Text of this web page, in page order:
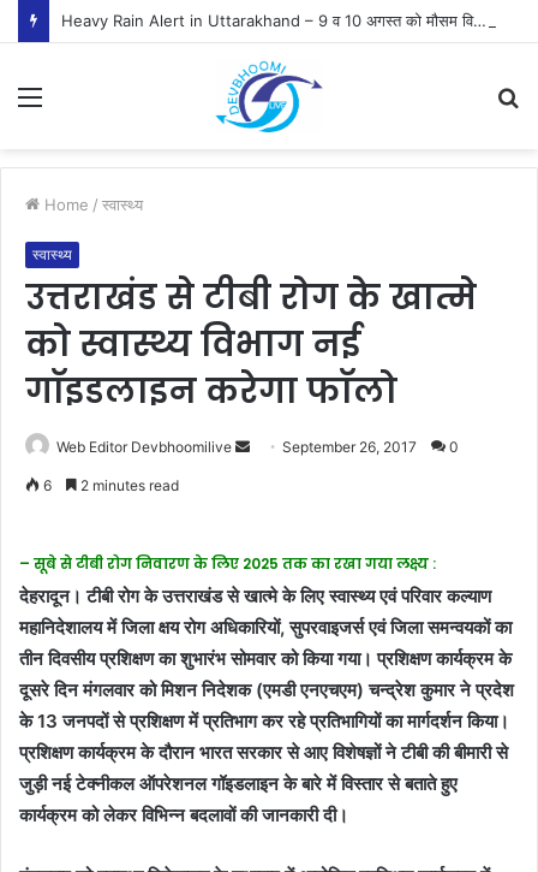
Heavy Rain Alert in Uttarakhand – 9 व 10 अगस्त को मौसम विभाग ने जारी किया ऑरेंज व येलो अलर्ट
Menu
Home / स्वास्थ्य
स्वास्थ्य
उत्तराखंड से टीबी रोग के खात्मे
को स्वास्थ्य विभाग नई
गाॅइडलाइन करेगा फाॅलो
Web Editor Devbhoomilive
SendSeptember 26, 2017 0
6 2 minutes read
– सूबे से टीबी रोग निवारण के लिए 2025 तक का रखा गया लक्ष्य :
देहरादून। टीबी रोग के उत्तराखंड से खात्मे के लिए स्वास्थ्य एवं परिवार कल्याण
महानिदेशालय में जिला क्षय रोग अधिकारियों, सुपरवाइजर्स एवं जिला समन्वयकों का
तीन दिवसीय प्रशिक्षण का शुभारंभ सोमवार को किया गया। प्रशिक्षण कार्यक्रम के
दूसरे दिन मंगलवार को मिशन निदेशक (एमडी एनएचएम) चन्द्रेश कुमार ने प्रदेश
के 13 जनपदों से प्रशिक्षण में प्रतिभाग कर रहे प्रतिभागियों का मार्गदर्शन किया।
प्रशिक्षण कार्यक्रम के दौरान भारत सरकार से आए विशेषज्ञों ने टीबी की बीमारी से
जुड़ी नई टेक्नीकल ऑपरेशनल गॉइडलाइन के बारे में विस्तार से बताते हुए
कार्यक्रम को लेकर विभिन्न बदलावों की जानकारी दी।